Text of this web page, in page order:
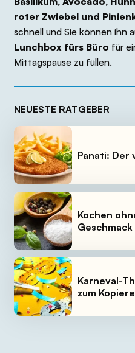
roter Zwiebel und
schnell und Sie können ihn
Lunchbox fürs Büro für
Mittagspause zu füllen.
NEUESTE RATGEBER
Panati: Der
Kochen
Karneval-
zum